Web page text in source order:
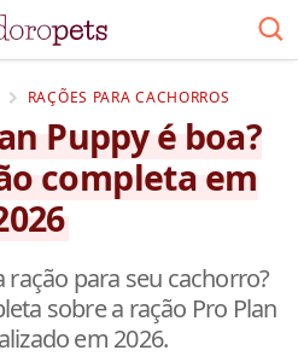
RAÇÕES PARA CACHORROS
Puppy é boa?
completa em
para seu cachorro?
sobre a ração Pro Plan
em 2026.